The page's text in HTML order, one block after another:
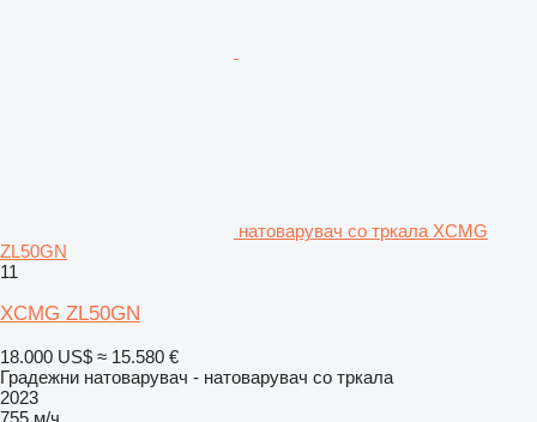
натоварувач со тркала XCMG
ZL50GN
11
XCMG ZL50GN
18.000 US$ ≈ 15.580 €
Градежни натоварувач - натоварувач со тркала
2023
755 м/ч